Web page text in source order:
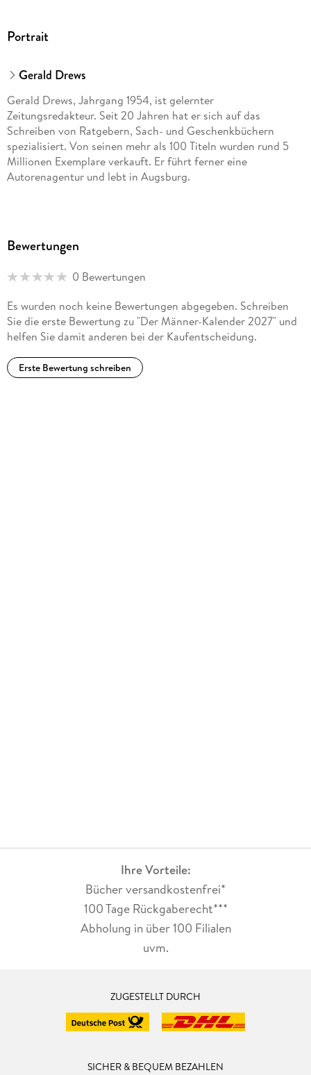
Portrait
Gerald Drews
Gerald Drews, Jahrgang 1954, ist gelernter
Zeitungsredakteur. Seit 20 Jahren hat er sich auf das
Schreiben von Ratgebern, Sach- und Geschenkbüchern
spezialisiert. Von seinen mehr als 100 Titeln wurden rund 5
Millionen Exemplare verkauft. Er führt ferner eine
Autorenagentur und lebt in Augsburg.
Bewertungen
0 Bewertungen
Es wurden noch keine Bewertungen abgegeben. Schreiben
Sie die erste Bewertung zu "Der Männer-Kalender 2027" und
helfen Sie damit anderen bei der Kaufentscheidung.
Erste Bewertung schreiben
Ihre Vorteile:
Bücher versandkostenfrei*
100 Tage Rückgaberecht***
Abholung in über 100 Filialen
uvm.
ZUGESTELLT DURCH
SICHER & BEQUEM BEZAHLEN